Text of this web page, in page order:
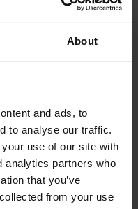
About
and ads, to
to analyse our traffic.
use of our site with
analytics partners who
that you’ve
from your use
години
4 317,15 грн
Рекомендована ціна
виробника4 544,36 грн
ДО КОШИКА